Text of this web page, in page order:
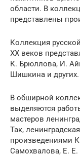
области. В
представлены
Коллекция
ХХ веков
К. Брюллова, И.
Шишкина и других.
В обширной
выделяются
мастеров
Так,
произведениями
Самохвалова, Е.